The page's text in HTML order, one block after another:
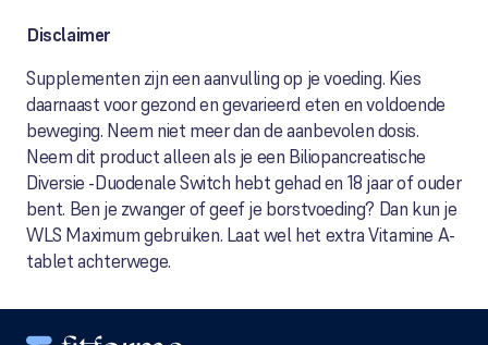
Disclaimer
Supplementen zijn een aanvulling op je voeding. Kies
daarnaast voor gezond en gevarieerd eten en voldoende
beweging. Neem niet meer dan de aanbevolen dosis.
Neem dit product alleen als je een Biliopancreatische
Diversie -Duodenale Switch hebt gehad en 18 jaar of ouder
bent. Ben je zwanger of geef je borstvoeding? Dan kun je
WLS Maximum gebruiken. Laat wel het extra Vitamine A-
tablet achterwege.